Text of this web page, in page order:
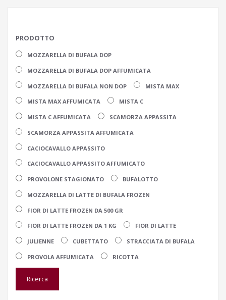
PRODOTTO
MOZZARELLA DI BUFALA DOP
MOZZARELLA DI BUFALA DOP AFFUMICATA
MOZZARELLA DI BUFALA NON DOP MISTA MAX
MISTA MAX AFFUMICATA MISTA C
MISTA C AFFUMICATA SCAMORZA APPASSITA
SCAMORZA APPASSITA AFFUMICATA
CACIOCAVALLO APPASSITO
CACIOCAVALLO APPASSITO AFFUMICATO
PROVOLONE STAGIONATO BUFALOTTO
MOZZARELLA DI LATTE DI BUFALA FROZEN
FIOR DI LATTE FROZEN DA 500 GR
FIOR DI LATTE FROZEN DA 1 KG FIOR DI LATTE
JULIENNE CUBETTATO STRACCIATA DI BUFALA
PROVOLA AFFUMICATA RICOTTA